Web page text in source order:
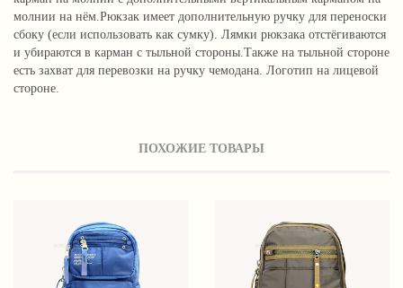
молнии на нём.Рюкзак имеет дополнительную ручку для переноски
сбоку (если использовать как сумку). Лямки рюкзака отстёгиваются
и убираются в карман с тыльной стороны.Также на тыльной стороне
есть захват для перевозки на ручку чемодана. Логотип на лицевой
стороне.
ПОХОЖИЕ ТОВАРЫ